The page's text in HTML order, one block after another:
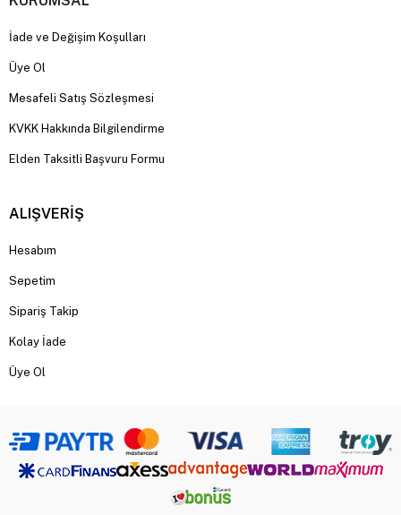
İade ve Değişim Koşulları
Üye Ol
Mesafeli Satış Sözleşmesi
KVKK Hakkında Bilgilendirme
Elden Taksitli Başvuru Formu
ALIŞVERİŞ
Hesabım
Sepetim
Sipariş Takip
Kolay İade
Üye Ol